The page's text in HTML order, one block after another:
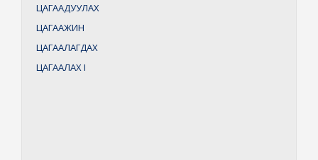
ЦАГААДУУЛАХ
ЦАГААЖИН
ЦАГААЛАГДАХ
ЦАГААЛАХI